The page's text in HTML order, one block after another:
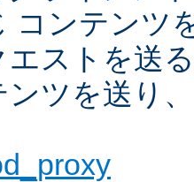
コンテンツ
エストを送
ンツを送り